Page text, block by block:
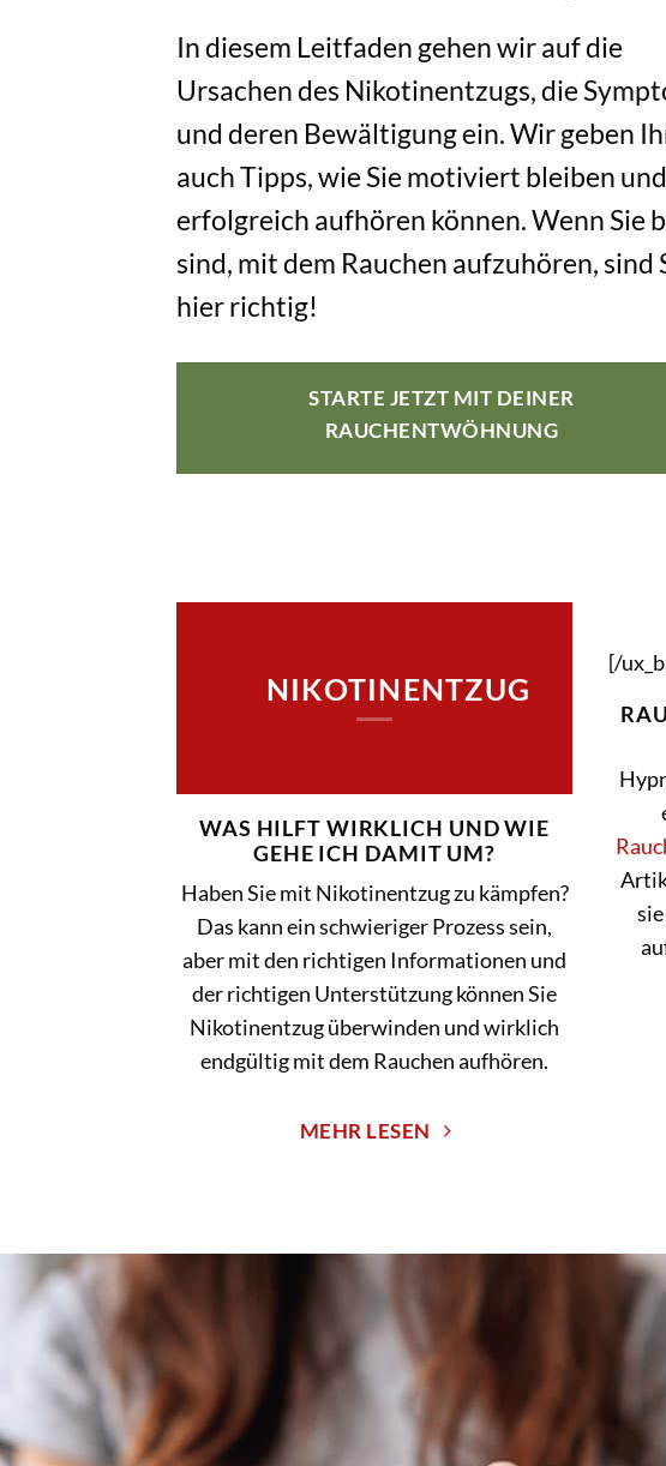
In diesem Leitfaden gehen wir auf die
Ursachen des Nikotinentzugs, die
und deren Bewältigung ein. Wir geben
auch Tipps, wie Sie motiviert bleiben und
erfolgreich aufhören können. Wenn Sie
sind, mit dem Rauchen aufzuhören, sind
hier richtig!
STARTE JETZT MIT DEINER
RAUCHENTWÖHNUNG
NIKOTINENTZUG
WAS HILFT WIRKLICH UND WIE
GEHE ICH DAMIT UM?
Haben Sie mit Nikotinentzug zu kämpfen?
Das kann ein schwieriger Prozess sein,
aber mit den richtigen Informationen und
der richtigen Unterstützung können Sie
Nikotinentzug überwinden und wirklich
endgültig mit dem Rauchen aufhören.
MEHR LESEN
[/